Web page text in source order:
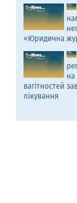
«Юридична
на
вагітностей
лікування